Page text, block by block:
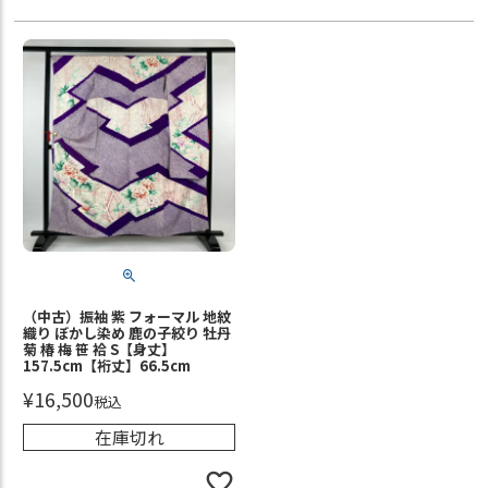
（中古）振袖 紫 フォーマル 地紋
織り ぼかし染め 鹿の子絞り 牡丹
菊 椿 梅 笹 袷 S【身丈】
157.5cm【裄丈】66.5cm
¥16,500税込
在庫切れ